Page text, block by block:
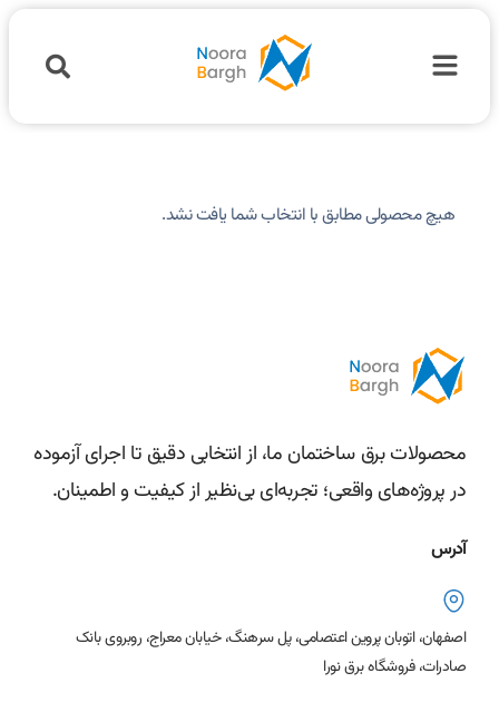
هیچ محصولی مطابق با انتخاب شما یافت نشد.
محصولات برق ساختمان ما، از انتخابی دقیق تا اجرای آزموده
در پروژه‌های واقعی؛ تجربه‌ای بی‌نظیر از کیفیت و اطمینان.
آدرس
اصفهان، اتوبان پروین اعتصامی، پل سرهنگ، خیابان معراج، روبروی بانک
صادرات، فروشگاه برق نورا